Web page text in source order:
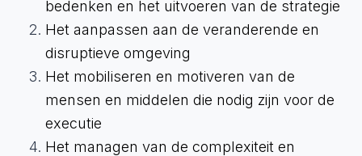
bedenken en het uitvoeren van de strategie
Het aanpassen aan de veranderende en
disruptieve omgeving
Het mobiliseren en motiveren van de
mensen en middelen die nodig zijn voor de
executie
Het managen van de complexiteit en